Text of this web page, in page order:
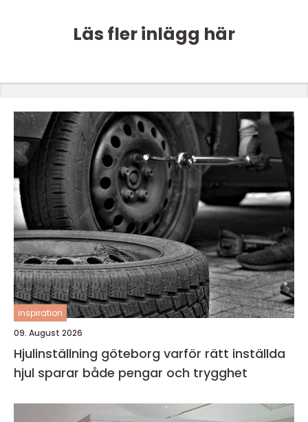
Läs fler inlägg här
inspiration
09. August 2026
Hjulinställning göteborg varför rätt inställda
hjul sparar både pengar och trygghet